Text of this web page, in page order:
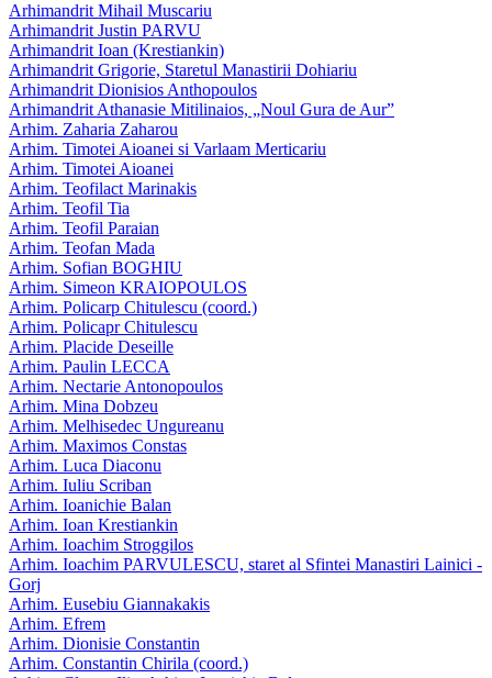
Arhimandrit Mihail Muscariu
Arhimandrit Justin PARVU
Arhimandrit Ioan (Krestiankin)
Arhimandrit Grigorie, Staretul Manastirii Dohiariu
Arhimandrit Dionisios Anthopoulos
Arhimandrit Athanasie Mitilinaios, „Noul Gura de Aur”
Arhim. Zaharia Zaharou
Arhim. Timotei Aioanei si Varlaam Merticariu
Arhim. Timotei Aioanei
Arhim. Teofilact Marinakis
Arhim. Teofil Tia
Arhim. Teofil Paraian
Arhim. Teofan Mada
Arhim. Sofian BOGHIU
Arhim. Simeon KRAIOPOULOS
Arhim. Policarp Chitulescu (coord.)
Arhim. Policapr Chitulescu
Arhim. Placide Deseille
Arhim. Paulin LECCA
Arhim. Nectarie Antonopoulos
Arhim. Mina Dobzeu
Arhim. Melhisedec Ungureanu
Arhim. Maximos Constas
Arhim. Luca Diaconu
Arhim. Iuliu Scriban
Arhim. Ioanichie Balan
Arhim. Ioan Krestiankin
Arhim. Ioachim Stroggilos
Arhim. Ioachim PARVULESCU, staret al Sfintei Manastiri Lainici -
Gorj
Arhim. Eusebiu Giannakakis
Arhim. Efrem
Arhim. Dionisie Constantin
Arhim. Constantin Chirila (coord.)